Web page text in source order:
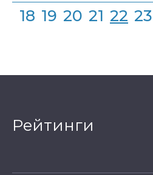
18 19 20 21 22 23
Рейтинги